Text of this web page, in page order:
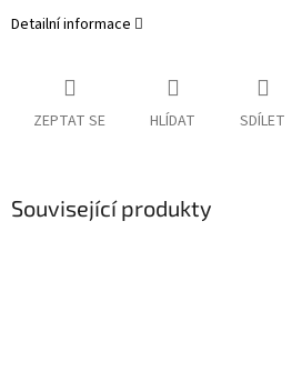
Detailní informace
ZEPTAT SE HLÍDAT SDÍLET
Související produkty